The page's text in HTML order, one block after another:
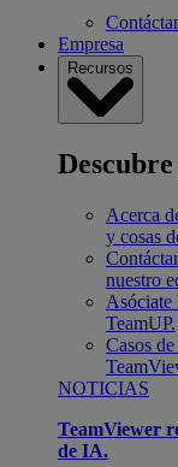
Empresa
Recursos
Acerca
y cosas
nuestro
Asóciate
TeamUP.
Casos
NOTICIAS
TeamViewer
de IA.